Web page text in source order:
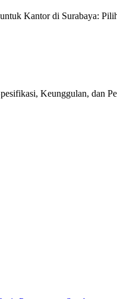
Kantor di Surabaya:
Keunggulan, dan